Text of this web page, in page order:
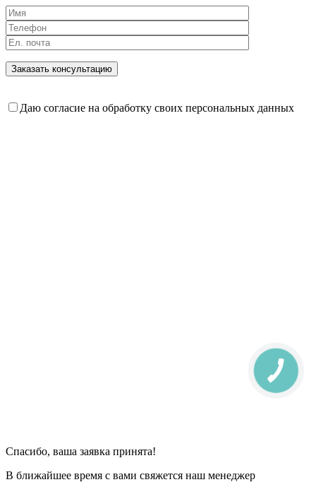
Даю согласие на обработку своих персональных данных
Спасибо, ваша заявка принята!
В ближайшее время с вами свяжется наш менеджер